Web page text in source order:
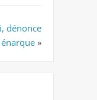
dénonce
»